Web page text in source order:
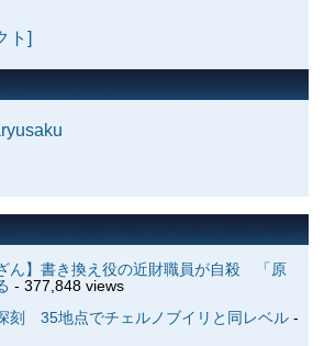
ト]
ん】書き換え役の近財職員が自殺 「原
- 377,848 views
刻 35地点でチェルノブイリと同レベル-